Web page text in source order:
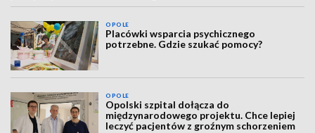
OPOLE
Placówki wsparcia psychicznego
potrzebne. Gdzie szukać pomocy?
OPOLE
Opolski szpital dołącza do
międzynarodowego projektu. Chce lepiej
leczyć pacjentów z groźnym schorzeniem